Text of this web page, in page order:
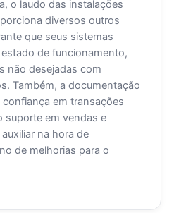
o laudo das instalações
diversos outros
que seus sistemas
de funcionamento,
não desejadas com
Também, a documentação
em transações
suporte em vendas e
na hora de
de melhorias para o